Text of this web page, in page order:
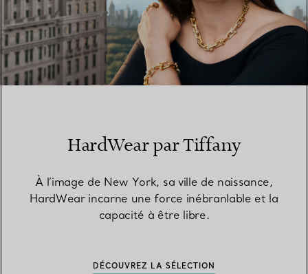
HardWear par Tiffany
À l’image de New York, sa ville de naissance,
HardWear incarne une force inébranlable et la
capacité à être libre.
DÉCOUVREZ LA SÉLECTION